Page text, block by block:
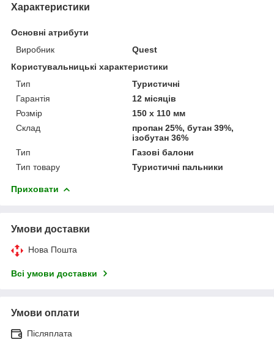
Характеристики
Основні атрибути
Виробник
Quest
Користувальницькі характеристики
Тип
Туристичні
Гарантія
12 місяців
Розмір
150 x 110 мм
Склад
пропан 25%, бутан 39%,
ізобутан 36%
Тип
Газові балони
Тип товару
Туристичні пальники
Приховати
Умови доставки
Нова Пошта
Всі умови доставки
Умови оплати
Післяплата